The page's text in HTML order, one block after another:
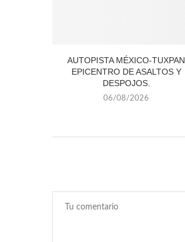
AUTOPISTA MÉXICO-TUXPAN
EPICENTRO DE ASALTOS Y
DESPOJOS.
06/08/2026